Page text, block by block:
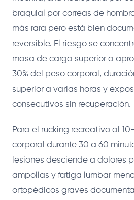
braquial por correas de
más rara pero está bien
reversible. El riesgo se
masa de carga superior a
30% del peso corporal,
superior a varias horas y
consecutivos sin recuperación.
Para el rucking recreativo al
corporal durante 30 a 60
lesiones desciende a dolores
ampollas y fatiga lumbar
ortopédicos graves